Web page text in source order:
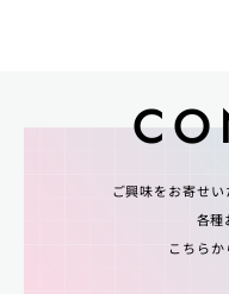
ご興味をお寄せい
各種
こちらか